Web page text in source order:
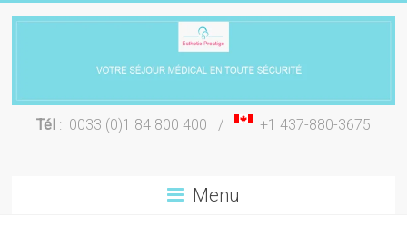
Chirurgie
Tél: 0033 (0)1 84 800 400 / +1 437-880-3675
Menu